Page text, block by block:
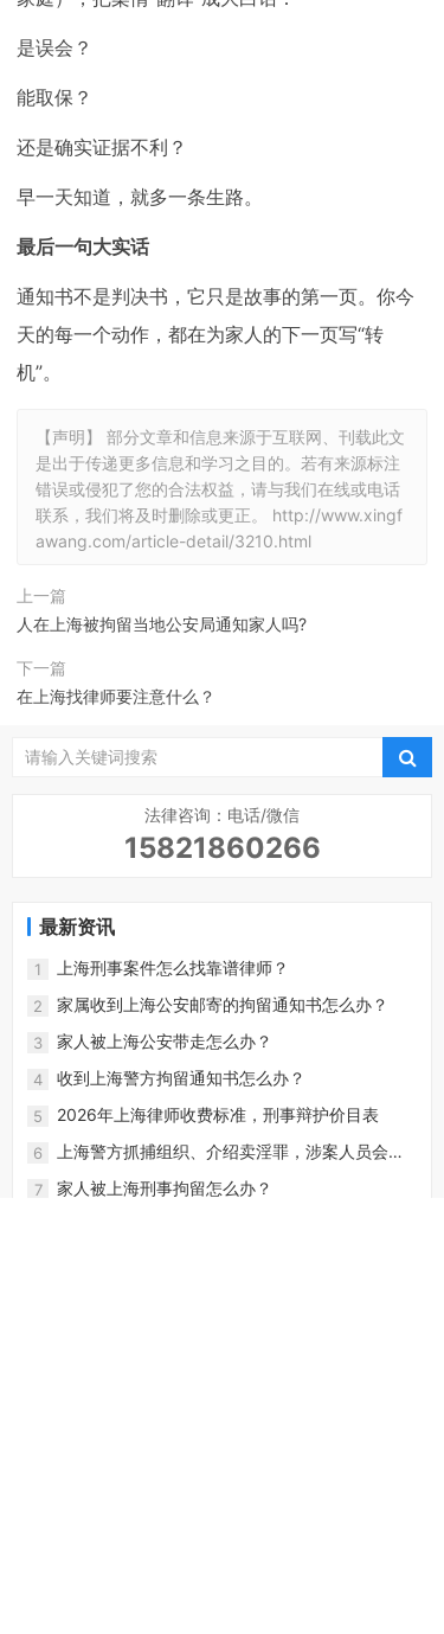
是误会？
能取保？
还是确实证据不利？
早一天知道，就多一条生路。
最后一句大实话
通知书不是判决书，它只是故事的第一页。你今
天的每一个动作，都在为家人的下一页写“转
机”。
【声明】 部分文章和信息来源于互联网、刊载此文
是出于传递更多信息和学习之目的。若有来源标注
错误或侵犯了您的合法权益，请与我们在线或电话
联系，我们将及时删除或更正。 http://www.xingf
awang.com/article-detail/3210.html
上一篇
人在上海被拘留当地公安局通知家人吗?
下一篇
在上海找律师要注意什么？
法律咨询：电话/微信
15821860266
最新资讯
1 上海刑事案件怎么找靠谱律师？
2 家属收到上海公安邮寄的拘留通知书怎么办？
3 家人被上海公安带走怎么办？
4 收到上海警方拘留通知书怎么办？
5 2026年上海律师收费标准，刑事辩护价目表
6
上海警方抓捕组织、介绍卖淫罪，涉案人员会怎
么判？
7 家人被上海刑事拘留怎么办？